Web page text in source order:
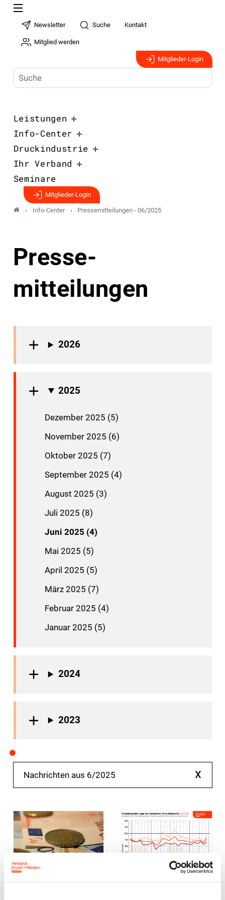
Newsletter Suche Kontakt
Mitglied werden
Mitglieder-Login
Leistungen
Info-Center
Druckindustrie
Ihr Verband
Seminare
Mitglieder-Login
Info-Center Pressemitteilungen - 06/2025
Presse­
mitteilungen
2026
2025
Dezember 2025 (5)
November 2025 (6)
Oktober 2025 (7)
September 2025 (4)
August 2025 (3)
Juli 2025 (8)
Juni 2025 (4)
Mai 2025 (5)
April 2025 (5)
März 2025 (7)
Februar 2025 (4)
Januar 2025 (5)
2024
2023
Nachrichten aus 6/2025 x